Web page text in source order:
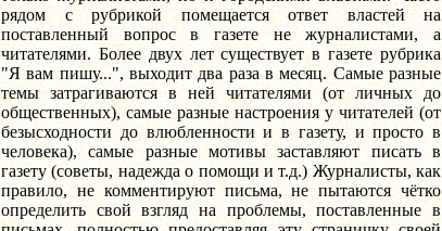
рядом с рубрикой помещается ответ властей на
поставленный вопрос в газете не журналистами, а
читателями. Более двух лет существует в газете рубрика
"Я вам пишу...", выходит два раза в месяц. Самые разные
темы затрагиваются в ней читателями (от личных до
общественных), самые разные настроения у читателей (от
безысходности до влюбленности и в газету, и просто в
человека), самые разные мотивы заставляют писать в
газету (советы, надежда о помощи и т.д.) Журналисты, как
правило, не комментируют письма, не пытаются чётко
определить свой взгляд на проблемы, поставленные в